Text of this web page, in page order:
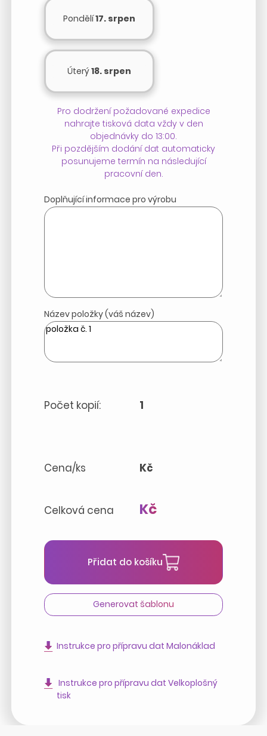
Pondělí17. srpen
Úterý18. srpen
Pro dodržení požadované expedice
nahrajte tisková data vždy v den
objednávky do 13:00.
Při pozdějším dodání dat automaticky
posunujeme termín na následující
pracovní den.
Název položky (váš název)
Počet kopií: 1
Cena/ks Kč
Celková cena Kč
Doplňující informace pro výrobu
Přidat do košíku
Generovat šablonu
Instrukce pro přípravu dat Malonáklad
Instrukce pro přípravu dat Velkoplošný
tisk